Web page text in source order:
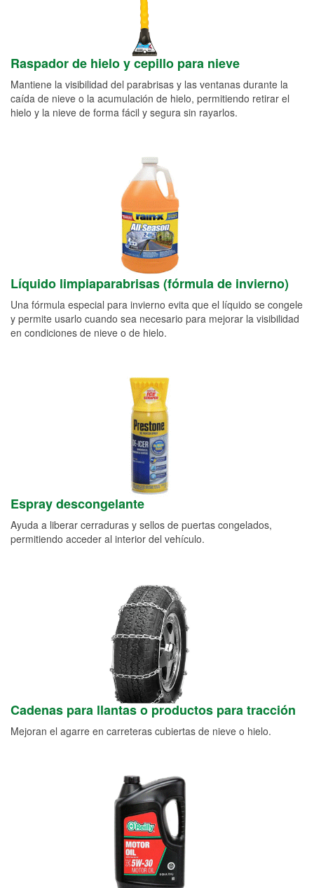
Raspador de hielo y cepillo para nieve
Mantiene la visibilidad del parabrisas y las ventanas durante la
caída de nieve o la acumulación de hielo, permitiendo retirar el
hielo y la nieve de forma fácil y segura sin rayarlos.
Líquido limpiaparabrisas (fórmula de invierno)
Una fórmula especial para invierno evita que el líquido se congele
y permite usarlo cuando sea necesario para mejorar la visibilidad
en condiciones de nieve o de hielo.
Espray descongelante
Ayuda a liberar cerraduras y sellos de puertas congelados,
permitiendo acceder al interior del vehículo.
Cadenas para llantas o productos para tracción
Mejoran el agarre en carreteras cubiertas de nieve o hielo.